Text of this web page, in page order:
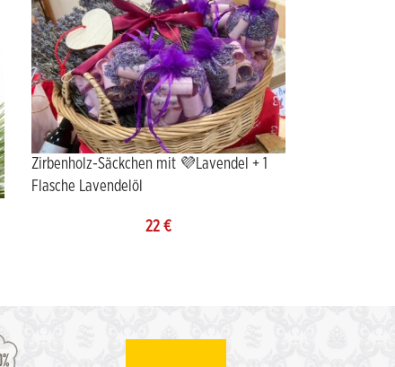
Zirbenholz-Säckchen mit 💜Lavendel + 1
Flasche Lavendelöl
22 €